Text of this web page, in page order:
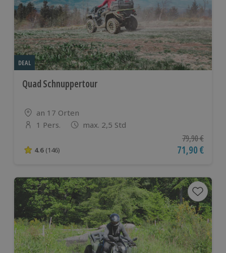
DEAL
Quad Schnuppertour
Standort
an 17 Orten
Anzahl der Teilnehmer
1 Pers. max. 2,5 Std
4.6 von 5 Sternen basierend auf 146 Bewertungen
4.6 (146)
79,90 €
Aktueller
71,90 €